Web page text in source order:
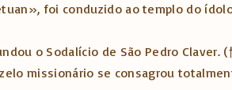
foi conduzido ao templo do
o Sodalício de São Pedro Claver. (†
missionário se consagrou